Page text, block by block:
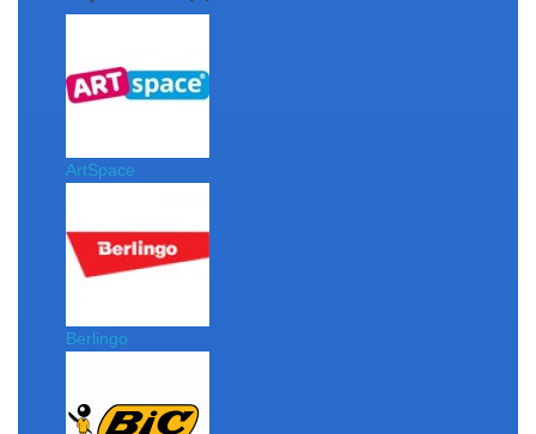
ArtSpace
Berlingo